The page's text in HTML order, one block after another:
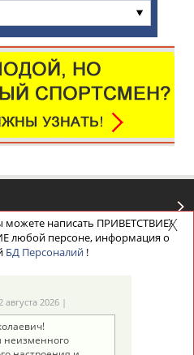
НАШИ КНОПКИ
деятельности
можете написать ПРИВЕТСТВИЕ/
персоне, информация о
БД Персоналий!
августа 2026 |